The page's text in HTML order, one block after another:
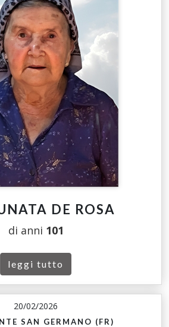
DE ROSA
di anni 101
leggi tutto
20/02/2026
SAN GERMANO (FR)